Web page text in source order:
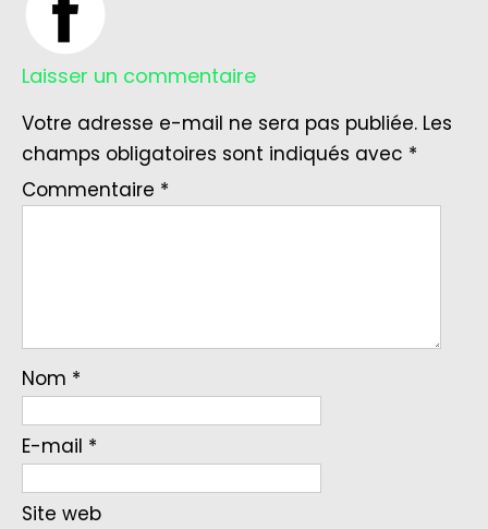
Laisser un commentaire
Votre adresse e-mail ne sera pas publiée. Les
champs obligatoires sont indiqués avec *
Commentaire *
Nom *
E-mail *
Site web